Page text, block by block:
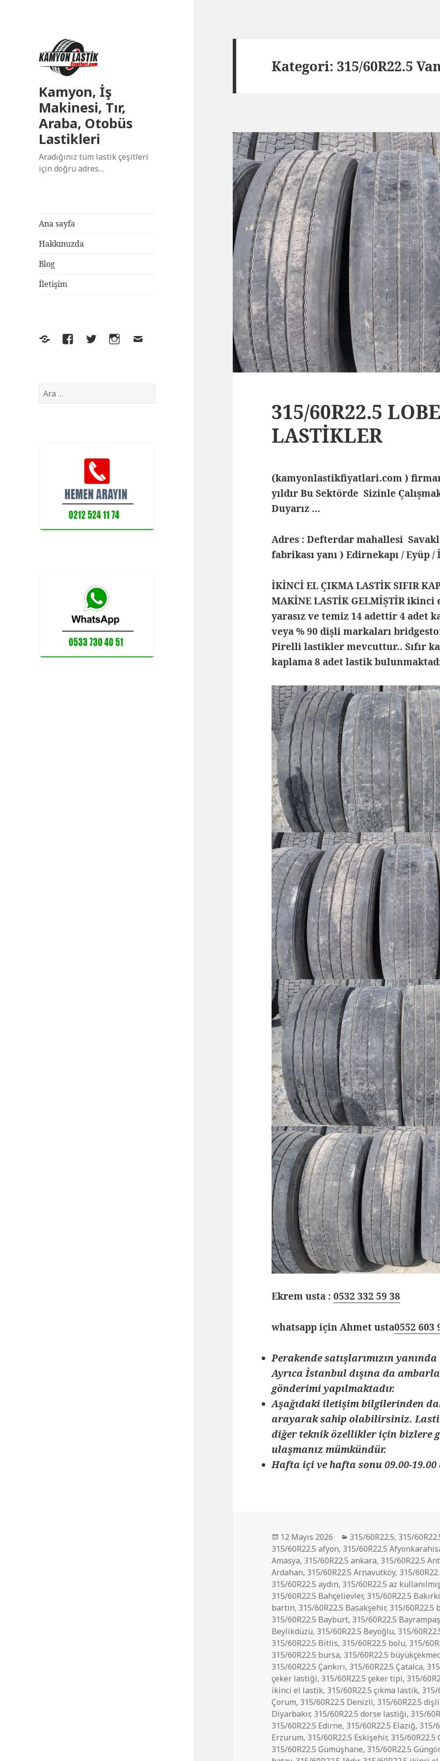
Kamyon, İş
Makinesi, Tır,
Araba, Otobüs
Lastikleri
Aradığınız tüm lastik çeşitleri
için doğru adres…
Ana sayfa
Hakkımızda
Blog
İletişim
Yelp FacebookTwitterInstagram
E-
Arama:
Kategori:315/60R22.5
315/60R22.5
LASTİKLER
(kamyonlastikfiyatlari.com )
yıldır Bu Sektörde Sizinle
Duyarız …
Adres : Defterdar mahallesi
fabrikası yanı ) Edirnekapı / Eyüp
İKİNCİ EL ÇIKMA LASTİK SIFIR
MAKİNE LASTİK GELMİŞTİR ikinci
yarasız ve temiz 14 adettir 4 adet
veya % 90 dişli markaları
Pirelli lastikler mevcuttur.. Sıfır
kaplama 8 adet lastik
Ekrem usta :0532 332 59 38
whatsapp için Ahmet usta0552 603
Perakende satışlarımızın
Ayrıca İstanbul dışına da
gönderimi yapılmaktadır.
Aşağıdaki iletişim bilgilerinden
arayarak sahip olabilirsiniz.
diğer teknik özellikler için bizlere
ulaşmanız mümkündür.
Hafta içi ve hafta sonu 09.00-
Yayın
tarihi
12 Mayıs 2026 Kategoriler
315/60R22.5, 315/
315/60R22.5 afyon, 315/60R22.5
Amasya, 315/60R22.5 ankara, 315/60R22.5
Ardahan, 315/60R22.5 Arnavutköy, 315/
315/60R22.5 aydın, 315/60R22.5 az
315/60R22.5 Bahçelievler, 315/60R22.5
bartın, 315/60R22.5 Basakşehir, 315/60R22.5
315/60R22.5 Bayburt, 315/60R22.5
Beylikdüzü, 315/60R22.5 Beyoğlu, 315/
315/60R22.5 Bitlis, 315/60R22.5 bolu, 315/
315/60R22.5 bursa, 315/60R22.5
315/60R22.5 Çankırı, 315/60R22.5 Çatalca,
çeker lastiği, 315/60R22.5 çeker tipi, 315/
ikinci el lastik, 315/60R22.5 çıkma lastik, 315/
Çorum, 315/60R22.5 Denizli, 315/60R22.5 dişli
Diyarbakır, 315/60R22.5 dorse lastiği, 315/
315/60R22.5 Edirne, 315/60R22.5 Elazığ, 315/
Erzurum, 315/60R22.5 Eskişehir, 315/60R22.5
315/60R22.5 Gümüşhane, 315/60R22.5